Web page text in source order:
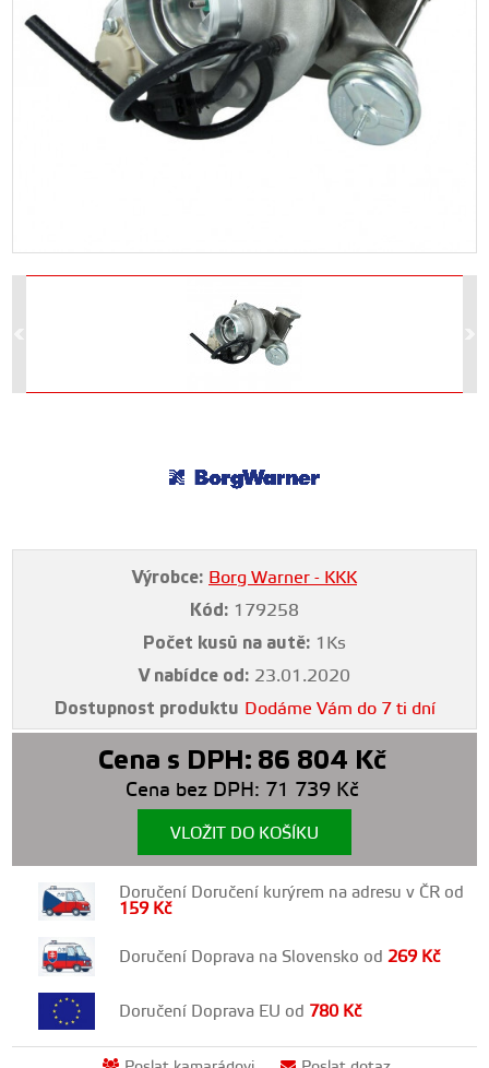
Výrobce: Borg Warner - KKK
Kód: 179258
Počet kusů na autě: 1Ks
V nabídce od: 23.01.2020
Dostupnost produktu Dodáme Vám do 7 ti dní
Cena s DPH: 86 804 Kč
Cena bez DPH: 71 739 Kč
VLOŽIT DO KOŠÍKU
Doručení Doručení kurýrem na adresu v ČR od
159 Kč
Doručení Doprava na Slovensko od269 Kč
Doručení Doprava EU od 780 Kč